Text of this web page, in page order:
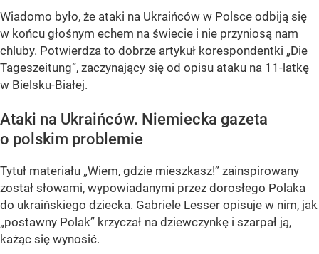
Wiadomo było, że ataki na Ukraińców w Polsce odbiją się
w końcu głośnym echem na świecie i nie przyniosą nam
chluby. Potwierdza to dobrze artykuł korespondentki „Die
Tageszeitung”, zaczynający się od opisu ataku na 11-latkę
w Bielsku-Białej.
Ataki na Ukraińców. Niemiecka gazeta
o polskim problemie
Tytuł materiału „Wiem, gdzie mieszkasz!” zainspirowany
został słowami, wypowiadanymi przez dorosłego Polaka
do ukraińskiego dziecka. Gabriele Lesser opisuje w nim, jak
„postawny Polak” krzyczał na dziewczynkę i szarpał ją,
każąc się wynosić.